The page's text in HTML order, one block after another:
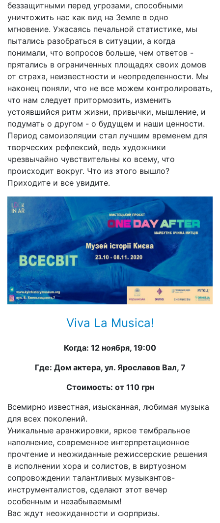
беззащитными перед угрозами, способными
уничтожить нас как вид на Земле в одно
мгновение. Ужасаясь печальной статистике, мы
пытались разобраться в ситуации, а когда
понимали, что вопросов больше, чем ответов -
прятались в ограниченных площадях своих домов
от страха, неизвестности и неопределенности. Мы
наконец поняли, что не все можем контролировать,
что нам следует притормозить, изменить
устоявшийся ритм жизни, привычки, мышление, и
подумать о другом - о будущем и наши ценности.
Период самоизоляции стал лучшим временем для
творческих рефлексий, ведь художники
чрезвычайно чувствительны ко всему, что
происходит вокруг. Что из этого вышло?
Приходите и все увидите.
Viva La Musica!
Когда: 12 ноября, 19:00
Где: Дом актера, ул. Ярославов Вал, 7
Стоимость: от 110 грн
Всемирно известная, изысканная, любимая музыка
для всех поколений.
Уникальные аранжировки, яркое тембральное
наполнение, современное интерпретационное
прочтение и неожиданные режиссерские решения
в исполнении хора и солистов, в виртуозном
сопровождении талантливых музыкантов-
инструменталистов, сделают этот вечер
особенным и незабываемым!
Вас ждут неожиданности и сюрпризы.